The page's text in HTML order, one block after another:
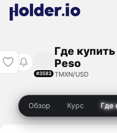
#3583
Где
Peso
TMXN/USD
Обзор Курс Где